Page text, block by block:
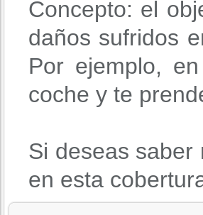
Concepto: el
daños sufridos
Por ejemplo,
coche y te
Si deseas
en esta